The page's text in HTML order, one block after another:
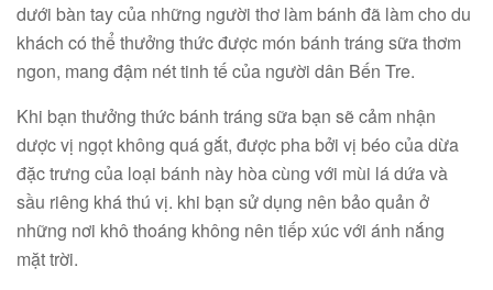
dưới bàn tay của những người thơ làm bánh đã làm cho du
khách có thể thưởng thức được món bánh tráng sữa thơm
ngon, mang đậm nét tinh tế của người dân Bến Tre.
Khi bạn thưởng thức bánh tráng sữa bạn sẽ cảm nhận
dược vị ngọt không quá gắt, được pha bởi vị béo của dừa
đặc trưng của loại bánh này hòa cùng với mùi lá dứa và
sầu riêng khá thú vị. khi bạn sử dụng nên bảo quản ở
những nơi khô thoáng không nên tiếp xúc với ánh nắng
mặt trời.